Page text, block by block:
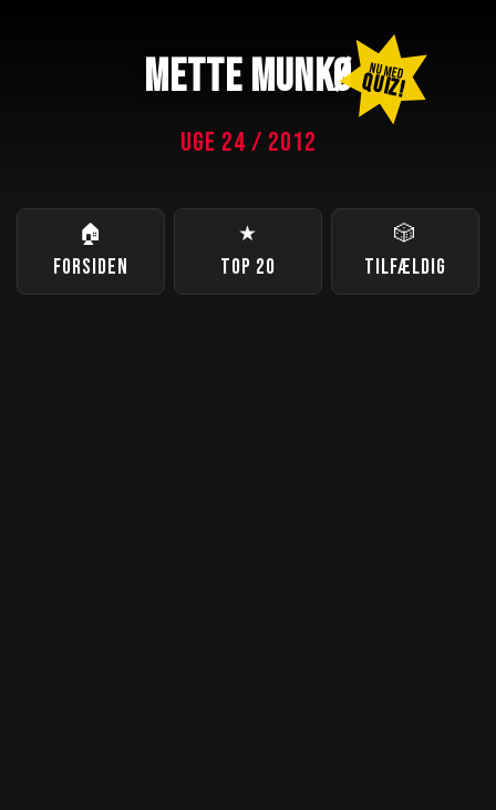
METTE MUNKØ NU MED
QUIZ!
UGE 24 / 2012
🏠
FORSIDEN
★
TOP 20
🎲
TILFÆLDIG